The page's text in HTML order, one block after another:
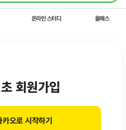
온라인 스터디 올패스
회원가입
카오로 시작하기